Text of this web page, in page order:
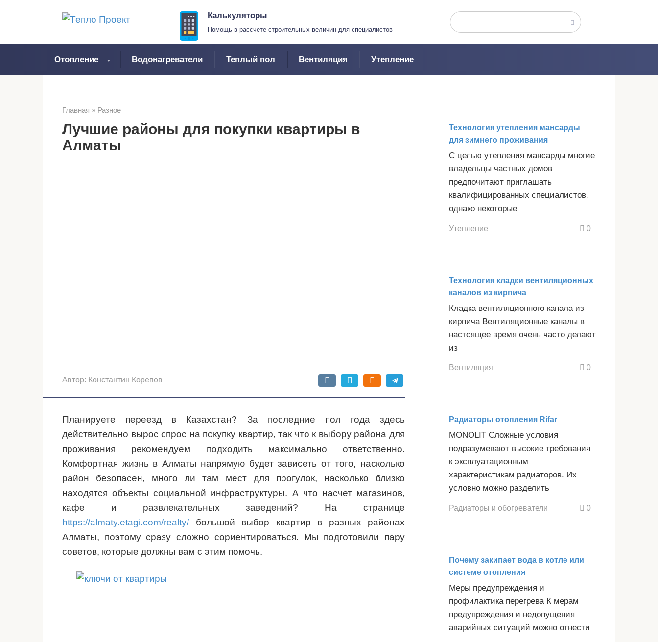
Калькуляторы
Помощь в рассчете строительных величин для специалистов
Поиск:
Отопление Водонагреватели Теплый пол Вентиляция Утепление
Главная » Разное
Лучшие районы для покупки квартиры в
Алматы
Автор: Константин Корепов
Планируете переезд в Казахстан? За последние пол года здесь
действительно вырос спрос на покупку квартир, так что к выбору района для
проживания рекомендуем подходить максимально ответственно.
Комфортная жизнь в Алматы напрямую будет зависеть от того, насколько
район безопасен, много ли там мест для прогулок, насколько близко
находятся объекты социальной инфраструктуры. А что насчет магазинов,
кафе и развлекательных заведений? На странице
https://almaty.etagi.com/realty/большой выбор квартир в разных районах
Алматы, поэтому сразу сложно сориентироваться. Мы подготовили пару
советов, которые должны вам с этим помочь.
Технология утепления мансарды
для зимнего проживания
С целью утепления мансарды многие
владельцы частных домов
предпочитают приглашать
квалифицированных специалистов,
однако некоторые
Утепление 0
Технология кладки вентиляционных
каналов из кирпича
Кладка вентиляционного канала из
кирпича Вентиляционные каналы в
настоящее время очень часто делают
из
Вентиляция 0
Радиаторы отопления Rifar
MONOLIT Сложные условия
подразумевают высокие требования
к эксплуатационным
характеристикам радиаторов. Их
условно можно разделить
Радиаторы и обогреватели 0
Почему закипает вода в котле или
системе отопления
Меры предупреждения и
профилактика перегрева К мерам
предупреждения и недопущения
аварийных ситуаций можно отнести